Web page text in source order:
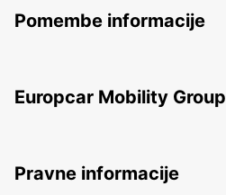
Pomembe informacije
Europcar Mobility Group
Pravne informacije